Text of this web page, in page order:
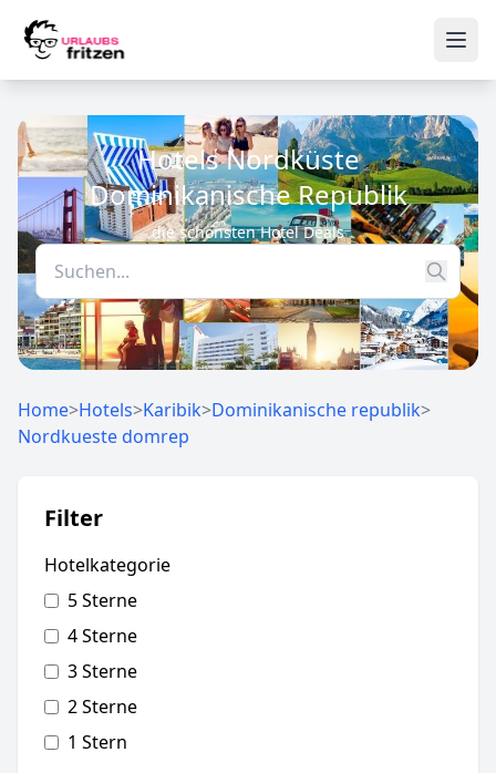
Hotels Nordküste
Dominikanische Republik
die schönsten Hotel Deals
Home>Hotels>Karibik>Dominikanische republik>
Nordkueste domrep
Filter
Hotelkategorie
5 Sterne
4 Sterne
3 Sterne
2 Sterne
1 Stern